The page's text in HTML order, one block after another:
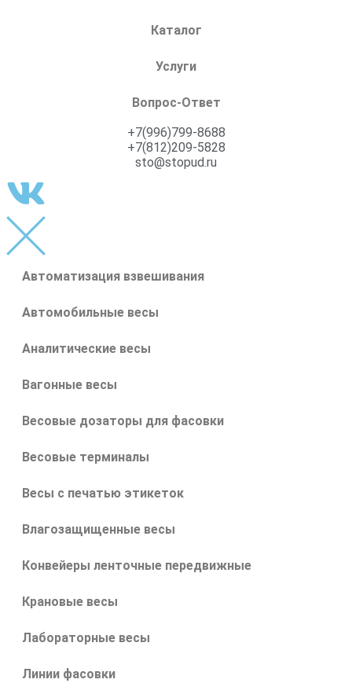
Каталог
Услуги
Вопрос-Ответ
+7(996)799-8688
+7(812)209-5828
sto@stopud.ru
Автоматизация взвешивания
Автомобильные весы
Аналитические весы
Вагонные весы
Весовые дозаторы для фасовки
Весовые терминалы
Весы с печатью этикеток
Влагозащищенные весы
Конвейеры ленточные передвижные
Крановые весы
Лабораторные весы
Линии фасовки